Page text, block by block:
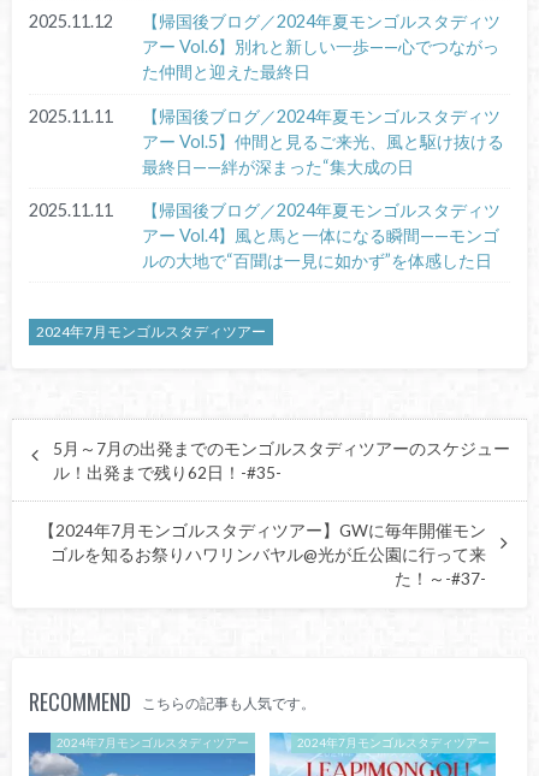
2025.11.12
【帰国後ブログ／2024年夏モンゴルスタディツ
アー Vol.6】別れと新しい一歩——心でつながっ
た仲間と迎えた最終日
2025.11.11
【帰国後ブログ／2024年夏モンゴルスタディツ
アー Vol.5】仲間と見るご来光、風と駆け抜ける
最終日——絆が深まった“集大成の日
2025.11.11
【帰国後ブログ／2024年夏モンゴルスタディツ
アー Vol.4】風と馬と一体になる瞬間——モンゴ
ルの大地で“百聞は一見に如かず”を体感した日
2024年7月モンゴルスタディツアー
5月～7月の出発までのモンゴルスタディツアーのスケジュー
ル！出発まで残り62日！-#35-
【2024年7月モンゴルスタディツアー】GWに毎年開催モン
ゴルを知るお祭りハワリンバヤル@光が丘公園に行って来
た！～-#37-
RECOMMEND こちらの記事も人気です。
2024年7月モンゴルスタディツアー 2024年7月モンゴルスタディツアー